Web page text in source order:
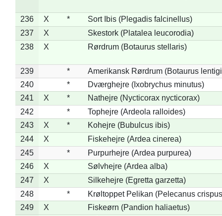
236 X *
Sort Ibis (Plegadis falcinellus)
237
X
Skestork (Platalea leucorodia)
238
X Rørdrum (Botaurus stellaris)
239 *
Amerikansk Rørdrum (Botaurus
240
*
Dværghejre (Ixobrychus minutus)
241
X *
Nathejre (Nycticorax nycticorax)
242
*
Tophejre (Ardeola ralloides)
243
X *
Kohejre (Bubulcus ibis)
244
X
Fiskehejre (Ardea cinerea)
245
*
Purpurhejre (Ardea purpurea)
246
X
Sølvhejre (Ardea alba)
247
X
Silkehejre (Egretta garzetta)
248
*
Krøltoppet Pelikan (Pelecanus
249
X
Fiskeørn (Pandion haliaetus)